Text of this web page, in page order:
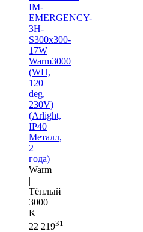
IM-
EMERGENCY-
3H-
S300x300-
17W
Warm3000
(WH,
120
deg,
230V)
(Arlight,
IP40
Металл,
2
года)
Warm
|
Тёплый
3000
K
22 21931